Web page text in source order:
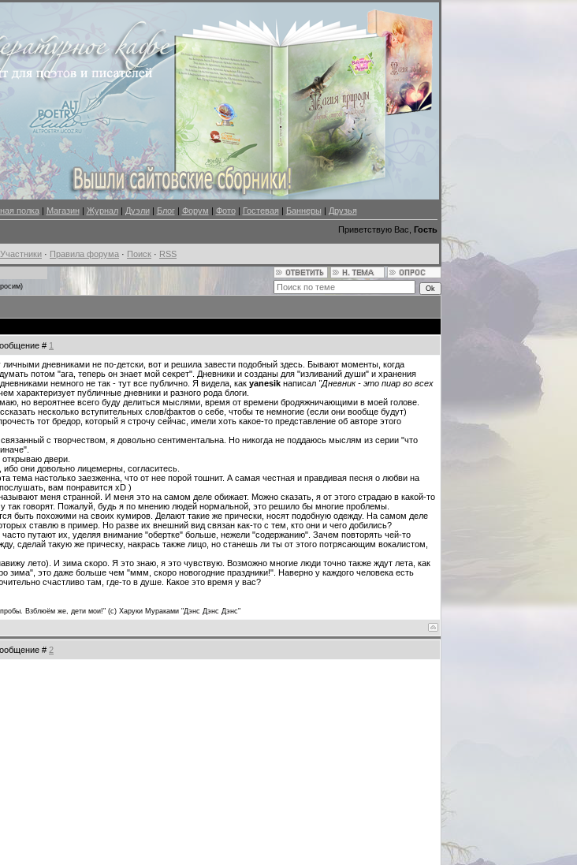
полка| Магазин| Журнал| Дуэли| Блог| Форум | Фото| Гостевая | Баннеры | Друзья
Приветствую Вас, Гость
Участники · Правила форума · Поиск · RSS
# 1
дневниками не по-детски, вот и решила завести подобный здесь. Бывают моменты, когда
потом "ага, теперь он знает мой секрет". Дневники и созданы для "изливаний души" и хранения
немного не так - тут все публично. Я видела, как yanesik написал "Дневник - это пиар во всех
характеризует публичные дневники и разного рода блоги.
но вероятнее всего буду делиться мыслями, время от времени бродяжничающими в моей голове.
несколько вступительных слов/фактов о себе, чтобы те немногие (если они вообще будут)
тот бредор, который я строчу сейчас, имели хоть какое-то представление об авторе этого
с творчеством, я довольно сентиментальна. Но никогда не поддаюсь мыслям из серии "что
двери.
они довольно лицемерны, согласитесь.
тема настолько заезженна, что от нее порой тошнит. А самая честная и правдивая песня о любви на
вам понравится хD )
меня странной. И меня это на самом деле обижает. Можно сказать, я от этого страдаю в какой-то
так говорят. Пожалуй, будь я по мнению людей нормальной, это решило бы многие проблемы.
быть похожими на своих кумиров. Делают такие же прически, носят подобную одежду. На самом деле
ставлю в пример. Но разве их внешний вид связан как-то с тем, кто они и чего добились?
путают их, уделяя внимание "обертке" больше, нежели "содержанию". Зачем повторять чей-то
сделай такую же прическу, накрась также лицо, но станешь ли ты от этого потрясающим вокалистом,
лето). И зима скоро. Я это знаю, я это чувствую. Возможно многие люди точно также ждут лета, как
это даже больше чем "ммм, скоро новогодние праздники!". Наверно у каждого человека есть
счастливо там, где-то в душе. Какое это время у вас?
Взблюём же, дети мои!" (с) Харуки Мураками "Дэнс Дэнс Дэнс"
# 2